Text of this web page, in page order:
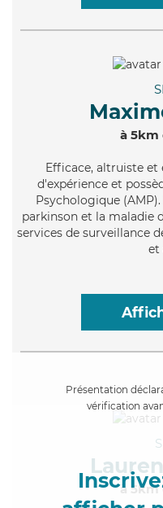
à 5km
Efficace, altruiste et
d'expérience et
Psychologique
parkinson et la maladie
services de surveillance
et
Présentation
vérification
à 5km